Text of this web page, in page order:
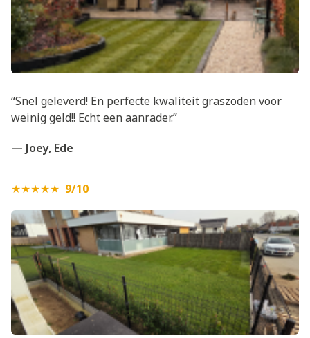
“Snel geleverd! En perfecte kwaliteit graszoden voor
weinig geld!! Echt een aanrader.”
— Joey, Ede
★★★★★ 9/10